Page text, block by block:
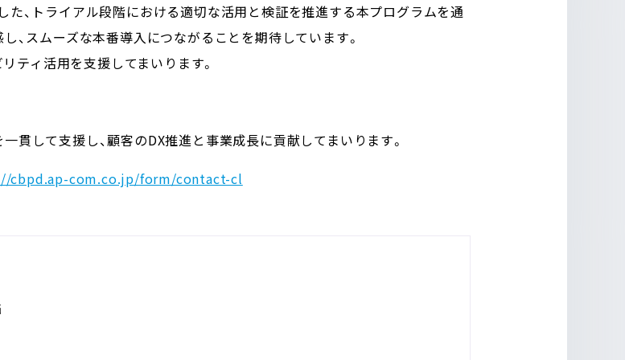
、トライアル段階における適切な活用と検証を推進する本プログラムを通
、スムーズな本番導入につながることを期待しています。
ティ活用を支援してまいります。
貫して支援し、顧客のDX推進と事業成長に貢献してまいります。
cbpd.ap-com.co.jp/form/contact-cl